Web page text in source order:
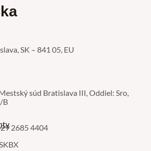
SK – 841 05, EU
súd Bratislava III, Oddiel: Sro,
B
2685 4404